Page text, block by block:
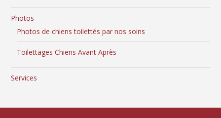
Photos
Photos de chiens toilettés par nos soins
Toilettages Chiens Avant Après
Services